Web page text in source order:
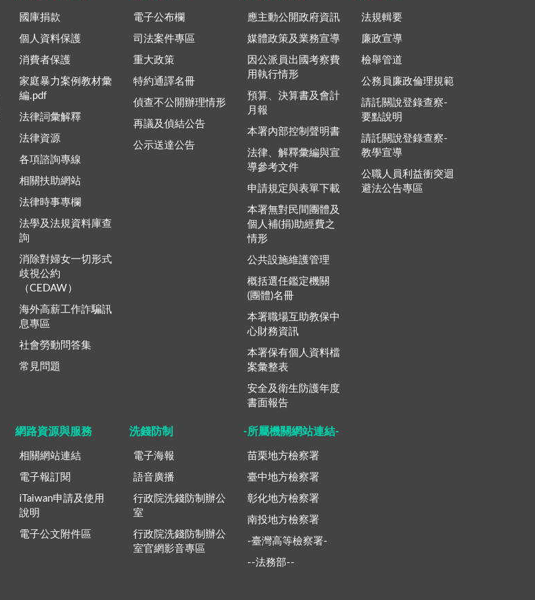
國庫捐款
個人資料保護
消費者保護
家庭暴力案例教材彙
編.pdf
法律詞彙解釋
法律資源
各項諮詢專線
相關扶助網站
法律時事專欄
法學及法規資料庫查
詢
消除對婦女一切形式
歧視公約
（CEDAW）
海外高薪工作詐騙訊
息專區
社會勞動問答集
常見問題
電子公布欄
司法案件專區
重大政策
特約通譯名冊
偵查不公開辦理情形
再議及偵結公告
公示送達公告
應主動公開政府資訊
媒體政策及業務宣導
因公派員出國考察費
用執行情形
預算、決算書及會計
月報
本署內部控制聲明書
法律、解釋彙編與宣
導參考文件
申請規定與表單下載
本署無對民間團體及
個人補(捐)助經費之
情形
公共設施維護管理
概括選任鑑定機關
(團體)名冊
本署職場互助教保中
心財務資訊
本署保有個人資料檔
案彙整表
安全及衛生防護年度
書面報告
法規輯要
廉政宣導
檢舉管道
公務員廉政倫理規範
請託關說登錄查察-
要點說明
請託關說登錄查察-
教學宣導
公職人員利益衝突迴
避法公告專區
網路資源與服務
相關網站連結
電子報訂閱
iTaiwan申請及使用
說明
電子公文附件區
洗錢防制
電子海報
語音廣播
行政院洗錢防制辦公
室
行政院洗錢防制辦公
室官網影音專區
-所屬機關網站連結-
苗栗地方檢察署
臺中地方檢察署
彰化地方檢察署
南投地方檢察署
-臺灣高等檢察署-
--法務部--